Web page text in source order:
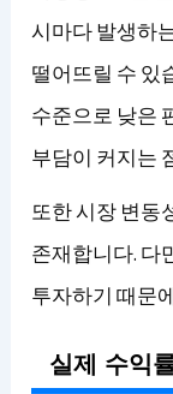
시마다 발생하
떨어뜨릴 수 있
수준으로 낮은
부담이 커지는
또한 시장 변동
존재합니다. 다
투자하기 때문
실제 수익